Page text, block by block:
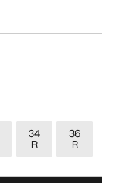
34
R
36
R